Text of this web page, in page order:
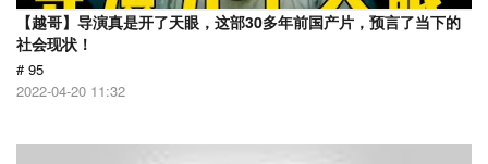
【越哥】导演真是开了天眼，这部30多年前国产片，预言了当下的
社会现状！
# 95
2022-04-20 11:32